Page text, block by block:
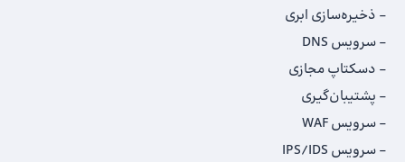
ذخیره‌سازی ابری
سرویس DNS
دسکتاپ مجازی
پشتیبان‌گیری
سرویس WAF
سرویس IPS/IDS